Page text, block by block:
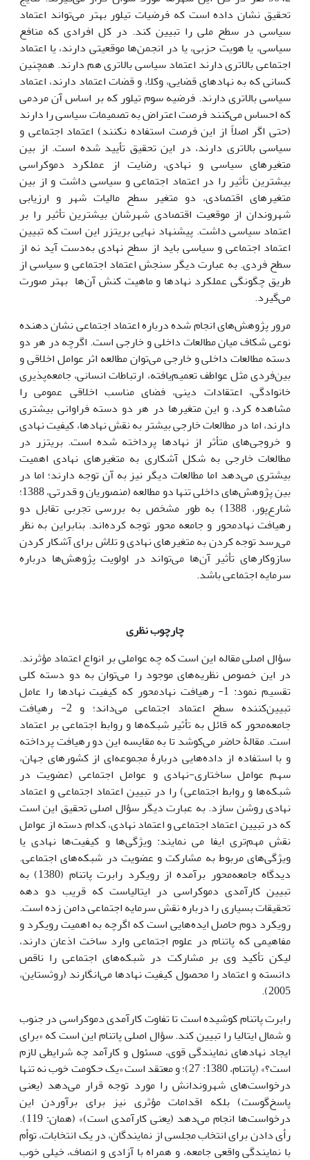
تحقیق نشان داده است که فرضیات تیلور بهتر می‌تواند اعتماد
سیاسی در سطح ملی را تبیین کند. در کل افرادی که منافع
سیاسی، یا هویت حزبی، یا در انجمن‌ها موقعیتی دارند، یا اعتماد
اجتماعی بالاتری دارند اعتماد سیاسی بالاتری هم دارند. همچنین
کسانی که به نهادهای قضایی، وکلا، و قضات اعتماد دارند، اعتماد
سیاسی بالاتری دارند. فرضیه سوم تیلور که بر اساس آن مردمی
که احساس می‌کنند فرصت اعتراض به تصمیمات سیاسی را دارند
(حتی اگر اصلاً از این فرصت استفاده نکنند) اعتماد اجتماعی و
سیاسی بالاتری دارند، در این تحقیق تأیید شده است. از بین
متغیرهای سیاسی و نهادی، رضایت از عملکرد دموکراسی
بیشترین تأثیر را در اعتماد اجتماعی و سیاسی داشت و از بین
متغیرهای اقتصادی، دو متغیر سطح مالیات شهر و ارزیابی
شهروندان از موقعیت اقتصادی شهرشان بیشترین تأثیر را بر
اعتماد سیاسی داشت. پیشنهاد نهایی بریتزر این است که تبیین
اعتماد اجتماعی و سیاسی باید از سطح نهادی به‌دست آید نه از
سطح فردی. به عبارت دیگر سنجش اعتماد اجتماعی و سیاسی از
طریق چگونگی عملکرد نهادها و ماهیت کنش آن‌‎ها بهتر صورت
می‌گیرد.
مرور پژوهش‌های انجام شده درباره اعتماد اجتماعی نشان دهنده‌
نوعی شکاف میان مطالعات داخلی و خارجی است. اگرچه در هر دو
دسته مطالعات داخلی و خارجی می‌توان مطالعه‌ اثر عوامل اخلاقی و
بین‌فردی مثل عواطف تعمیم‌یافته، ارتباطات انسانی، جامعه‌پذیری
خانوادگی، اعتقادات دینی، فضای مناسب اخلاقی عمومی را
مشاهده کرد، و این متغیرها در هر دو دسته فراوانی بیشتری
دارند، اما در مطالعات خارجی بیشتر به نقش نهادها، کیفیت نهادی
و خروجی‌های متأثر از نهادها پرداخته شده است. بریتزر در
مطالعات خارجی به شکل آشکاری به متغیرهای نهادی اهمیت
بیشتری می‌دهد اما مطالعات دیگر نیز به آن توجه دارند؛ اما در
بین پژوهش‌های داخلی تنها دو مطالعه (منصوریان و قدرتی، 1388؛
شارع‌پور، 1388) به طور مشخص به بررسی تجربی تقابل دو
رهیافت نهاد‌محور و جامعه محور توجه کرده‌اند. بنابراین به نظر
می‌رسد توجه کردن به متغیرهای نهادی و تلاش برای آشکار کردن
سازوکارهای تأثیر آن‌‎ها می‌تواند در اولویت پژوهش‌ها درباره‌
سرمایه‌ اجتماعی باشد.
چارچوب نظری
سؤال اصلی مقاله این است که چه عواملی بر انواع اعتماد مؤثرند.
در این خصوص نظریه‌های موجود را می‌توان به دو دسته کلی
تقسیم نمود: 1- رهیافت نهادمحور که کیفیت نهادها را عامل
تبیین‌کننده سطح اعتماد اجتماعی می‌داند؛ و 2- رهیافت
جامعه‌محور که قائل به تأثیر شبکه‌ها و روابط اجتماعی بر اعتماد
است. مقالۀ حاضر می‌کوشد تا به مقایسه این دو رهیافت پرداخته
و با استفاده از داده‌هایی دربارۀ مجموعه‌ای از کشورهای جهان،
سهم عوامل ساختاری-نهادی و عوامل اجتماعی (عضویت در
شبکه‌ها و روابط اجتماعی) را در تبیین اعتماد اجتماعی و اعتماد
نهادی روشن سازد. به عبارت دیگر سؤال اصلی تحقیق این است
که در تبیین اعتماد اجتماعی و اعتماد نهادی، کدام دسته از عوامل
نقش مهم‌تری ایفا می نمایند: ویژگی‌ها و کیفیت‌ها نهادی یا
ویژگی‌های مربوط به مشارکت و عضویت در شبکه‌های اجتماعی.
دیدگاه جامعه‌محور برآمده از رویکرد رابرت پاتنام (1380) به
تبیین کارآمدی دموکراسی در ایتالیاست که قریب دو دهه
تحقیقات بسیاری را درباره‌ نقش سرمایه اجتماعی دامن زده است.
رویکرد دوم حاصل ایده‌هایی است که اگرچه به اهمیت رویکرد و
مفاهیمی که پاتنام در علوم اجتماعی وارد ساخت اذعان دارند،
لیکن تأکید وی بر مشارکت در شبکه‌های اجتماعی را ناقص
دانسته و اعتماد را محصول کیفیت نهادها می‌انگارند (روثستاین،
2005).
رابرت پاتنام کوشیده است تا تفاوت کارآمدی دموکراسی در جنوب
و شمال ایتالیا را تبیین کند. سؤال اصلی پاتنام این است که «برای
ایجاد نهادهای نمایندگی قوی، مسئول و کارآمد چه شرایطی لازم
است؟» (پاتنام، 1380: 27)؛ و معتقد است «یک حکومت خوب نه تنها
درخواست‌های شهروندانش را مورد توجه قرار می‌دهد (یعنی
پاسخ‌گوست) بلکه اقدامات مؤثری نیز برای برآوردن این
درخواست‌ها انجام می‌دهد (یعنی کارآمدی است)» (همان: 119).
رأی دادن برای انتخاب مجلسی از نمایندگان، در یک انتخابات، توأم
با نمایندگی واقعی جامعه، و همراه با آزادی و انصاف، خیلی خوب